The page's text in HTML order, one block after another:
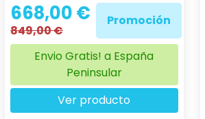
668,00 €
849,00 €
Promoción
Envio Gratis! a España
Peninsular
Ver producto